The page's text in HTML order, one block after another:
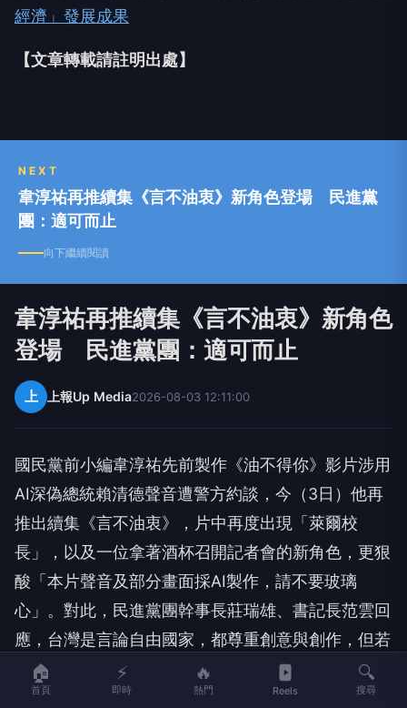
經濟」發展成果
【文章轉載請註明出處】
NEXT
韋淳祐再推續集《言不油衷》新角色登場 民進黨
團：適可而止
向下繼續閱讀
韋淳祐再推續集《言不油衷》新角色
登場 民進黨團：適可而止
上 上報Up Media2026-08-03 12:11:00
國民黨前小編韋淳祐先前製作《油不得你》影片涉用
AI深偽總統賴清德聲音遭警方約談，今（3日）他再
推出續集《言不油衷》，片中再度出現「萊爾校
長」，以及一位拿著酒杯召開記者會的新角色，更狠
酸「本片聲音及部分畫面採AI製作，請不要玻璃
心」。對此，民進黨團幹事長莊瑞雄、書記長范雲回
應，台灣是言論自由國家，都尊重創意與創作，但若
是傷害他人、政治攻防、造成社會動亂，非法律所容
許，喜歡創作KUSO的民眾該「適可而止」。
🏠
首頁
⚡
即時
🔥
熱門 Reels
🔍
搜尋